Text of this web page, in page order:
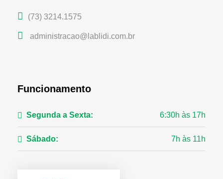
(73) 3214.1575
administracao@lablidi.com.br
Funcionamento
Segunda a Sexta: 6:30h às 17h
Sábado: 7h às 11h